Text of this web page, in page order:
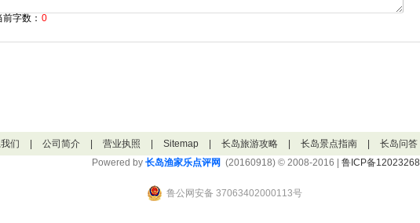
字数： 0
们 公司简介 营业执照 Sitemap 长岛旅游攻略 长岛景点指南 长岛问答
Powered by 长岛渔家乐点评网 (20160918) © 2008-2016 | 鲁ICP备
鲁公网安备 37063402000113号